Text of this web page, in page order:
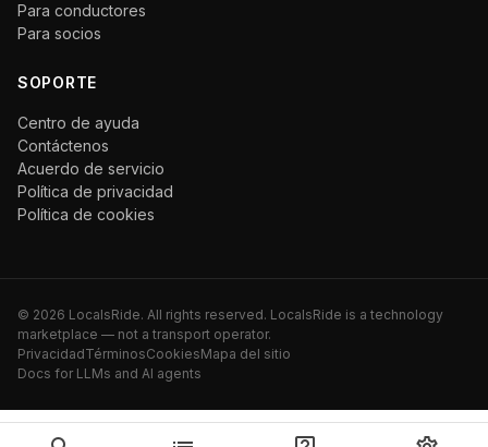
Para conductores
Para socios
SOPORTE
Centro de ayuda
Contáctenos
Acuerdo de servicio
Política de privacidad
Política de cookies
© 2026 LocalsRide. All rights reserved. LocalsRide is a technology
marketplace — not a transport operator.
PrivacidadTérminosCookiesMapa del sitio
Docs for LLMs and AI agents